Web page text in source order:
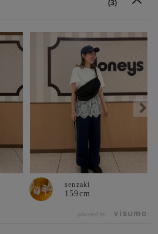
(3)
senzaki
159cm
powered by